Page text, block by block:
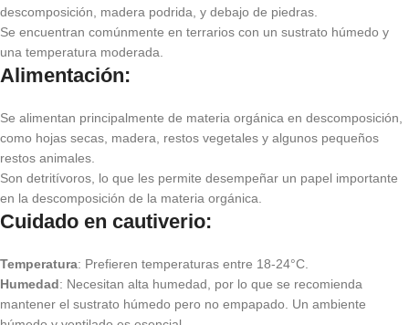
descomposición, madera podrida, y debajo de piedras.
Se encuentran comúnmente en terrarios con un sustrato húmedo y
una temperatura moderada.
Alimentación:
Se alimentan principalmente de materia orgánica en descomposición,
como hojas secas, madera, restos vegetales y algunos pequeños
restos animales.
Son detritívoros, lo que les permite desempeñar un papel importante
en la descomposición de la materia orgánica.
Cuidado en cautiverio:
Temperatura: Prefieren temperaturas entre 18-24°C.
Humedad: Necesitan alta humedad, por lo que se recomienda
mantener el sustrato húmedo pero no empapado. Un ambiente